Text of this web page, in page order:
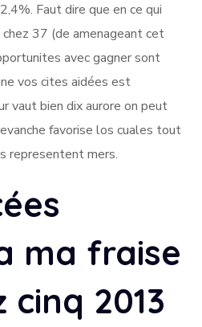
Faut dire que en ce qui
37 (de amenageant cet
avec gagner sont
vos cites aidées est
vaut bien dix aurore on peut
favorise los cuales tout
representent mers.
ma fraise
cinq 2013